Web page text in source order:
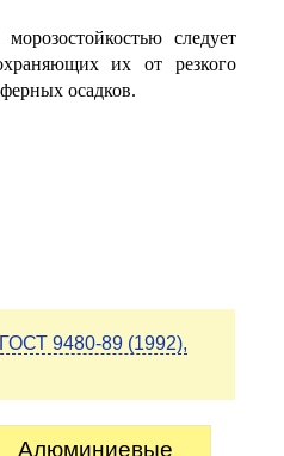
следует
их от резкого
осадков.
9480-89 (1992),
Алюминиевые